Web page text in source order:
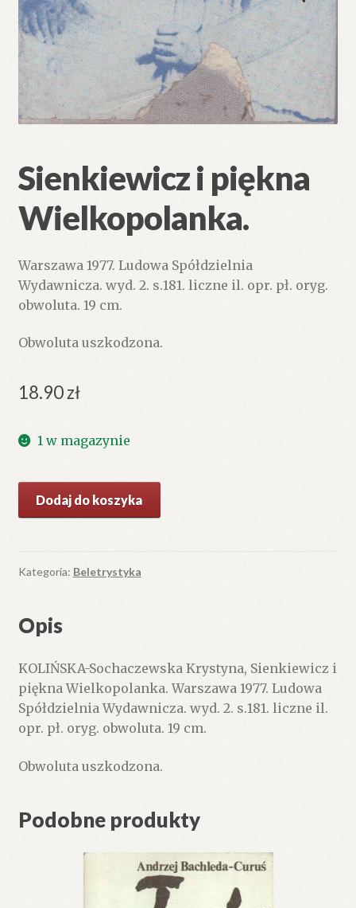
Sienkiewicz i piękna
Wielkopolanka.
Warszawa 1977. Ludowa Spółdzielnia
Wydawnicza. wyd. 2. s.181. liczne il. opr. pł. oryg.
obwoluta. 19 cm.
Obwoluta uszkodzona.
18.90zł
1 w magazynie
Sienkiewicz
piękna
Wielkopolanka.
Dodaj do koszyka
Kategoria: Beletrystyka
Opis
KOLIŃSKA-Sochaczewska Krystyna, Sienkiewicz i
piękna Wielkopolanka. Warszawa 1977. Ludowa
Spółdzielnia Wydawnicza. wyd. 2. s.181. liczne il.
opr. pł. oryg. obwoluta. 19 cm.
Obwoluta uszkodzona.
Podobne produkty